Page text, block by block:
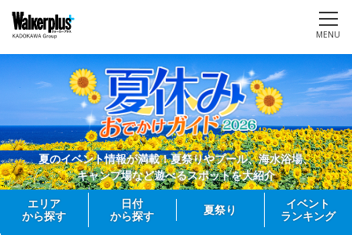
MENU
夏のイベント情報が満載！夏祭りやプール、海水浴場、
キャンプ場など遊べるスポットを大紹介
エリア
から探す
日付
から探す
夏祭り
イベント
ランキング